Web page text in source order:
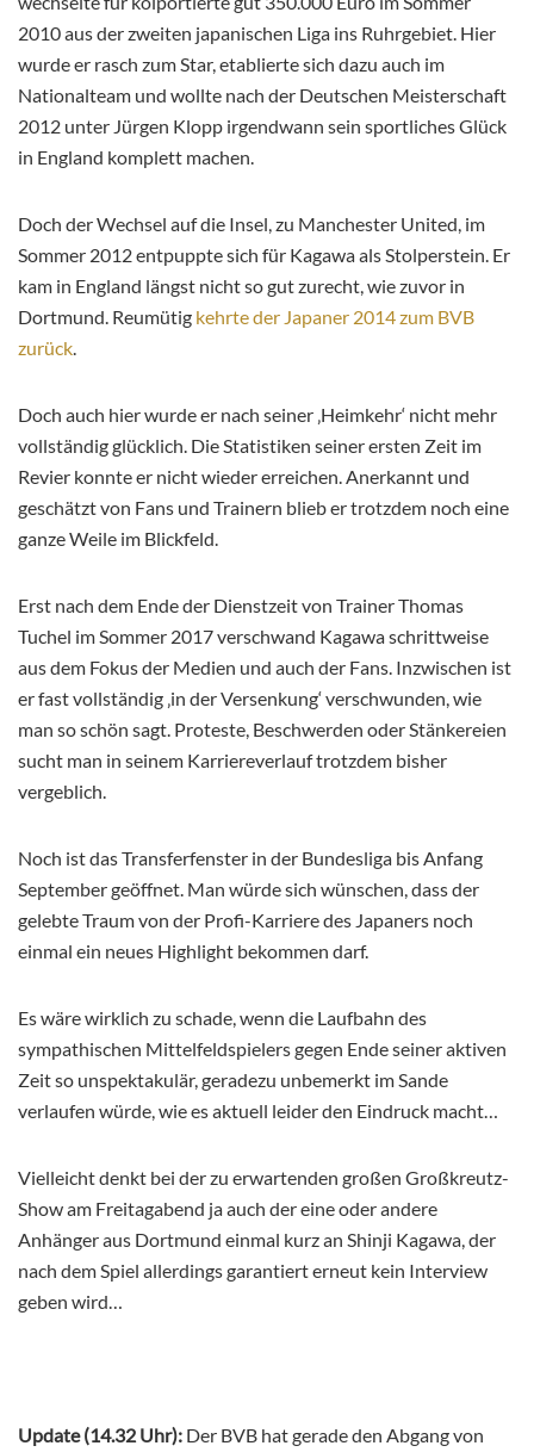
2010 aus der zweiten japanischen Liga ins Ruhrgebiet. Hier
wurde er rasch zum Star, etablierte sich dazu auch im
Nationalteam und wollte nach der Deutschen Meisterschaft
2012 unter Jürgen Klopp irgendwann sein sportliches Glück
in England komplett machen.
Doch der Wechsel auf die Insel, zu Manchester United, im
Sommer 2012 entpuppte sich für Kagawa als Stolperstein. Er
kam in England längst nicht so gut zurecht, wie zuvor in
Dortmund. Reumütig kehrte der Japaner 2014 zum BVB
zurück.
Doch auch hier wurde er nach seiner ‚Heimkehr‘ nicht mehr
vollständig glücklich. Die Statistiken seiner ersten Zeit im
Revier konnte er nicht wieder erreichen. Anerkannt und
geschätzt von Fans und Trainern blieb er trotzdem noch eine
ganze Weile im Blickfeld.
Erst nach dem Ende der Dienstzeit von Trainer Thomas
Tuchel im Sommer 2017 verschwand Kagawa schrittweise
aus dem Fokus der Medien und auch der Fans. Inzwischen ist
er fast vollständig ‚in der Versenkung‘ verschwunden, wie
man so schön sagt. Proteste, Beschwerden oder Stänkereien
sucht man in seinem Karriereverlauf trotzdem bisher
vergeblich.
Noch ist das Transferfenster in der Bundesliga bis Anfang
September geöffnet. Man würde sich wünschen, dass der
gelebte Traum von der Profi-Karriere des Japaners noch
einmal ein neues Highlight bekommen darf.
Es wäre wirklich zu schade, wenn die Laufbahn des
sympathischen Mittelfeldspielers gegen Ende seiner aktiven
Zeit so unspektakulär, geradezu unbemerkt im Sande
verlaufen würde, wie es aktuell leider den Eindruck macht…
Vielleicht denkt bei der zu erwartenden großen Großkreutz-
Show am Freitagabend ja auch der eine oder andere
Anhänger aus Dortmund einmal kurz an Shinji Kagawa, der
nach dem Spiel allerdings garantiert erneut kein Interview
geben wird…
Update (14.32 Uhr): Der BVB hat gerade den Abgang von